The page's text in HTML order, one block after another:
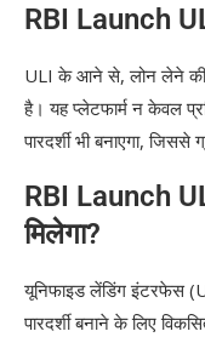
RBI Launch
ULI के आने से, लोन लेने की
है। यह प्लेटफार्म न केवल
पारदर्शी भी बनाएगा,
RBI Launch
मिलेगा?
यूनिफाइड लेंडिंग इंटरफेस
पारदर्शी बनाने के लिए